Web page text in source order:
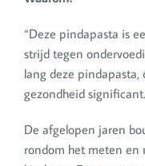
“Deze pindapasta is
strijd tegen
lang deze
gezondheid significant.
De afgelopen jaren
rondom het meten en